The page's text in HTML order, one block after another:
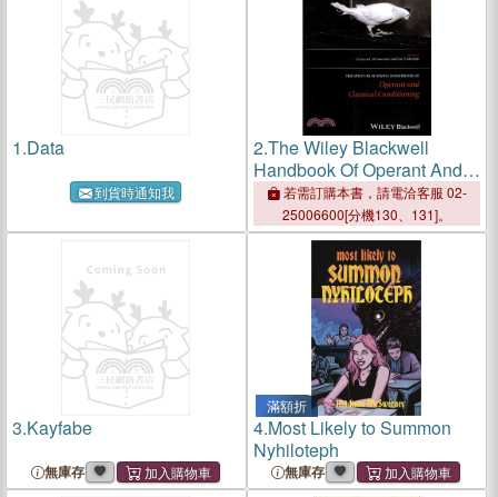
1.Data
到貨時通知我
2.The Wiley Blackwell
Handbook Of Operant And
Classical Conditioning
若需訂購本書，請電洽客服 02-
25006600[分機130、131]。
3.Kayfabe
無庫存
滿額折
4.Most Likely to Summon
Nyhiloteph
無庫存